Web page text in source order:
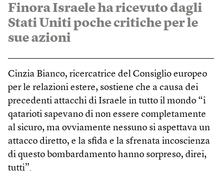
Finora Israele ha ricevuto dagli
Stati Uniti poche critiche per le
sue azioni
Cinzia Bianco, ricercatrice del Consiglio europeo
per le relazioni estere, sostiene che a causa dei
precedenti attacchi di Israele in tutto il mondo “i
qatarioti sapevano di non essere completamente
al sicuro, ma ovviamente nessuno si aspettava un
attacco diretto, e la sfida e la sfrenata incoscienza
di questo bombardamento hanno sorpreso, direi,
tutti”.